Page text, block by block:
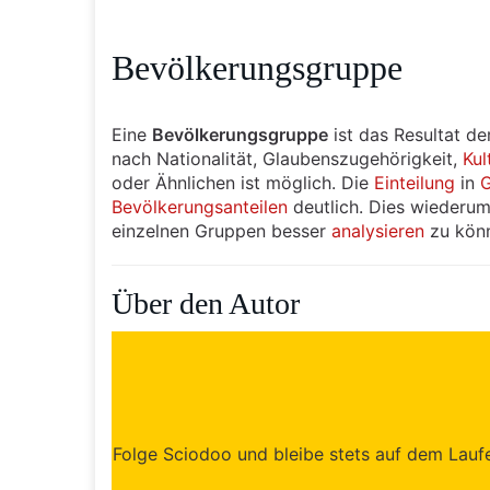
Bevölkerungsgruppe
Eine Bevölkerungsgruppe ist das Resultat
nach Nationalität, Glaubenszugehörigkeit,
oder Ähnlichen ist möglich. Die Einteilung in
Bevölkerungsanteilen deutlich. Dies
einzelnen Gruppen besser analysieren zu
Über den Autor
Folge Sciodoo und bleibe stets auf dem